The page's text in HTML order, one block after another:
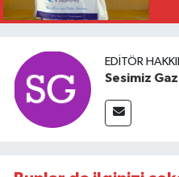
EDITÖR
Sesimiz